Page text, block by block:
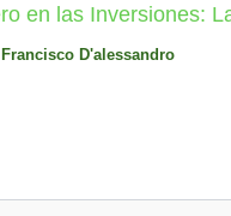
en las Inversiones:
Francisco D'alessandro